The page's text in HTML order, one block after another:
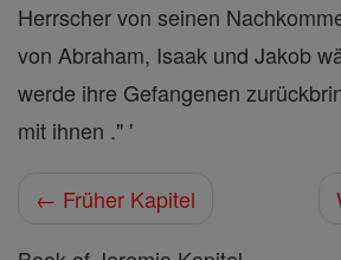
Herrscher von seinen
von Abraham, Isaak und Jakob
werde ihre Gefangenen
mit ihnen ." '
← Früher Kapitel